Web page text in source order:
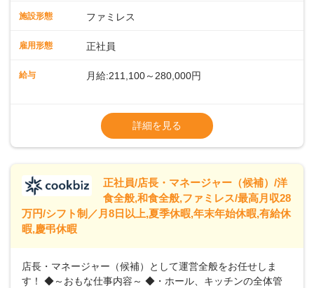
スタッフの働きやすさをサポートしています。配膳ロボット
や歩行数が約40%も削減されました！また、配膳ロボットに
なDX（デジタルトランスフォーメーション）の取り組みを進
います。私たちは、多様な働き方を提供し、ライフステージ
に合わせた柔軟な勤務時間や働きやすい環境を整えていま
います。
施設形態 ファミレス
雇用形態 正社員
給与 月給:211,100～280,000円
※残業代全額支給
※経験に応じて応相談①ナショナル社員：月
給245,800円～②エリア社員 ：月給
詳細を見る
正社員/店長・マネージャー（候補）/洋
食全般,和食全般,ファミレス/最高月収28
万円/シフト制／月8日以上,夏季休暇,年末年始休暇,有給休
暇,慶弔休暇
店長・マネージャー（候補）として運営全般をお任せしま
す！ ◆～おもな仕事内容～ ◆・ホール、キッチンの全体管